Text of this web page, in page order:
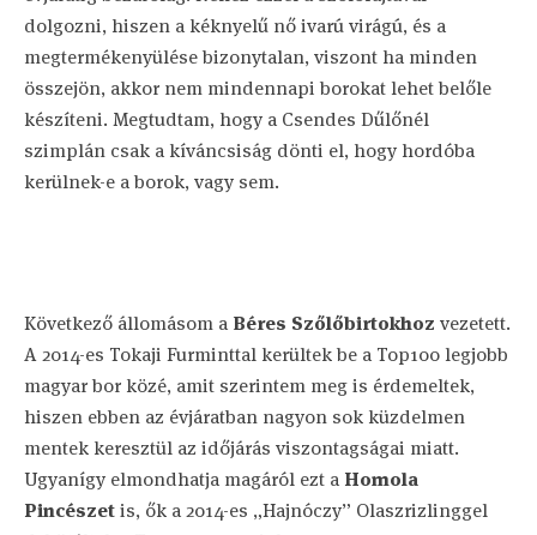
dolgozni, hiszen a kéknyelű nő ivarú virágú, és a
megtermékenyülése bizonytalan, viszont ha minden
összejön, akkor nem mindennapi borokat lehet belőle
készíteni. Megtudtam, hogy a Csendes Dűlőnél
szimplán csak a kíváncsiság dönti el, hogy hordóba
kerülnek-e a borok, vagy sem.
Következő állomásom a Béres Szőlőbirtokhoz vezetett.
A 2014-es Tokaji Furminttal kerültek be a Top100 legjobb
magyar bor közé, amit szerintem meg is érdemeltek,
hiszen ebben az évjáratban nagyon sok küzdelmen
mentek keresztül az időjárás viszontagságai miatt.
Ugyanígy elmondhatja magáról ezt a Homola
Pincészetis, ők a 2014-es „Hajnóczy” Olaszrizlinggel